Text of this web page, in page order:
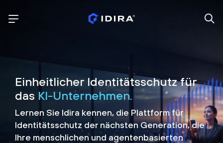
Einheitlicher Identitätsschutz für
das KI-Unternehmen.
Lernen Sie Idira kennen, die Plattformfür
Identitätsschutz der nächsten Generation, die
Ihre menschlichen und agentenbasierten